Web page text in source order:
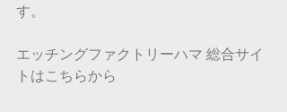
す。
エッチングファクトリーハマ 総合サイ
トはこちらから